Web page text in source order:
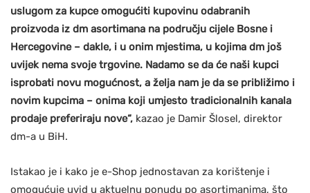
uslugom za kupce omogućiti kupovinu odabranih
proizvoda iz dm asortimana na području cijele Bosne i
Hercegovine – dakle, i u onim mjestima, u kojima dm još
uvijek nema svoje trgovine. Nadamo se da će naši kupci
isprobati novu mogućnost, a želja nam je da se približimo i
novim kupcima – onima koji umjesto tradicionalnih kanala
prodaje preferiraju nove“, kazao je Damir Šlosel, direktor
dm-a u BiH.
Istakao je i kako je e-Shop jednostavan za korištenje i
omogućuje uvid u aktuelnu ponudu po asortimanima, što